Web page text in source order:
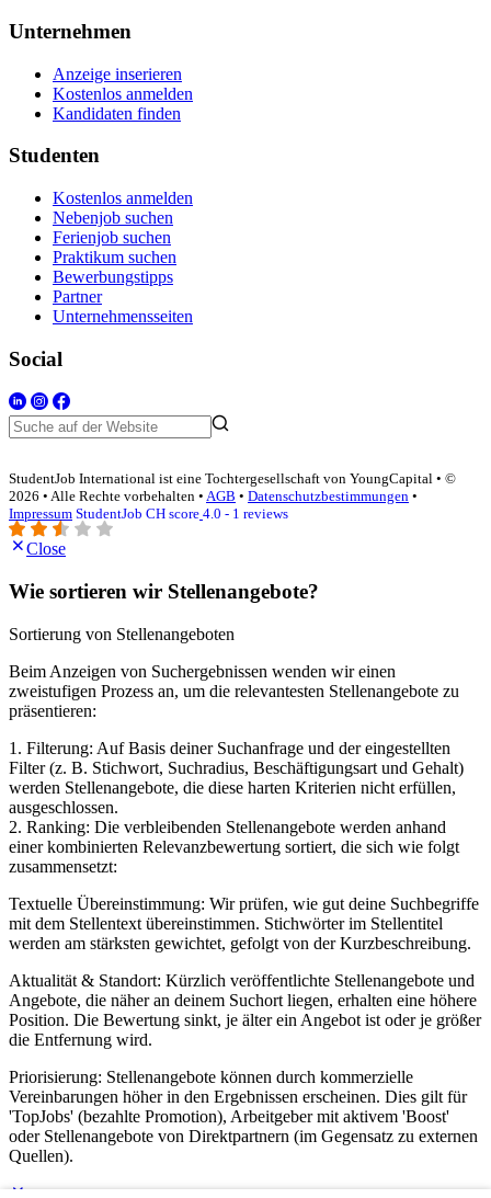
Unternehmen
Anzeige inserieren
Kostenlos anmelden
Kandidaten finden
Studenten
Kostenlos anmelden
Nebenjob suchen
Ferienjob suchen
Praktikum suchen
Bewerbungstipps
Partner
Unternehmensseiten
Social
StudentJob International ist eine Tochtergesellschaft von YoungCapital • ©
2026 • Alle Rechte vorbehalten • AGB • Datenschutzbestimmungen •
Impressum StudentJob CH score 4.0 - 1 reviews
Close
Wie sortieren wir Stellenangebote?
Sortierung von Stellenangeboten
Beim Anzeigen von Suchergebnissen wenden wir einen
zweistufigen Prozess an, um die relevantesten Stellenangebote zu
präsentieren:
1. Filterung: Auf Basis deiner Suchanfrage und der eingestellten
Filter (z. B. Stichwort, Suchradius, Beschäftigungsart und Gehalt)
werden Stellenangebote, die diese harten Kriterien nicht erfüllen,
ausgeschlossen.
2. Ranking: Die verbleibenden Stellenangebote werden anhand
einer kombinierten Relevanzbewertung sortiert, die sich wie folgt
zusammensetzt:
Textuelle Übereinstimmung: Wir prüfen, wie gut deine Suchbegriffe
mit dem Stellentext übereinstimmen. Stichwörter im Stellentitel
werden am stärksten gewichtet, gefolgt von der Kurzbeschreibung.
Aktualität & Standort: Kürzlich veröffentlichte Stellenangebote und
Angebote, die näher an deinem Suchort liegen, erhalten eine höhere
Position. Die Bewertung sinkt, je älter ein Angebot ist oder je größer
die Entfernung wird.
Priorisierung: Stellenangebote können durch kommerzielle
Vereinbarungen höher in den Ergebnissen erscheinen. Dies gilt für
'TopJobs' (bezahlte Promotion), Arbeitgeber mit aktivem 'Boost'
oder Stellenangebote von Direktpartnern (im Gegensatz zu externen
Quellen).